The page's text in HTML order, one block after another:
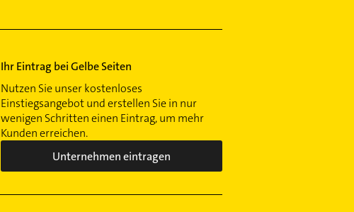
Ihr Eintrag bei Gelbe Seiten
Nutzen Sie unser kostenloses
Einstiegsangebot und erstellen Sie in nur
wenigen Schritten einen Eintrag, um mehr
Kunden erreichen.
Unternehmen eintragen